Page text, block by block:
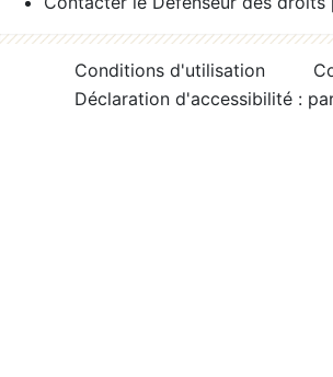
Conditions d'utilisation
Déclaration d'accessibilité :